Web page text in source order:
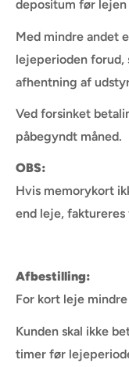
depositum før lejen
Med mindre andet
lejeperioden forud,
afhentning af
Ved forsinket
påbegyndt måned.
OBS:
Hvis memorykort
end leje,
Afbestilling:
For kort leje
Kunden skal ikke
timer før